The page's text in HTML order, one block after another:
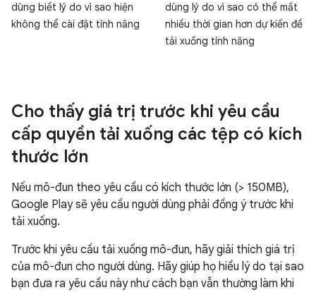
dùng biết lý do vì sao hiện
không thể cài đặt tính năng
dùng lý do vì sao có thể mất
nhiều thời gian hơn dự kiến để
tải xuống tính năng
Cho thấy giá trị trước khi yêu cầu
cấp quyền tải xuống các tệp có kích
thước lớn
Nếu mô-đun theo yêu cầu có kích thước lớn (> 150MB),
Google Play sẽ yêu cầu người dùng phải đồng ý trước khi
tải xuống.
Trước khi yêu cầu tải xuống mô-đun, hãy giải thích giá trị
của mô-đun cho người dùng. Hãy giúp họ hiểu lý do tại sao
bạn đưa ra yêu cầu này như cách bạn vẫn thường làm khi